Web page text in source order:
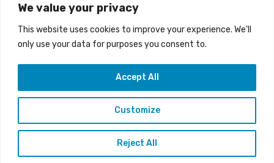
We value your privacy
This website uses cookies to improve your experience. We'll
only use your data for purposes you consent to.
Customize
Reject All
Accept All
LIVE | Ύδρα Ασφαλιστική ΕΝΑΔ vs
Άτλαντας Πάφου
Copyright © 2015-26 Alfasports TV | Production of
UnitrustMedia | Contacts: info@alfasports.tv